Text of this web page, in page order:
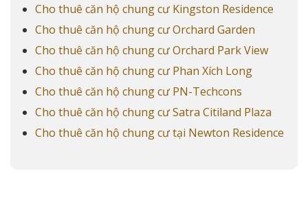
Cho thuê căn hộ chung cư Kingston Residence
Cho thuê căn hộ chung cư Orchard Garden
Cho thuê căn hộ chung cư Orchard Park View
Cho thuê căn hộ chung cư Phan Xích Long
Cho thuê căn hộ chung cư PN-Techcons
Cho thuê căn hộ chung cư Satra Citiland Plaza
Cho thuê căn hộ chung cư tại Newton Residence